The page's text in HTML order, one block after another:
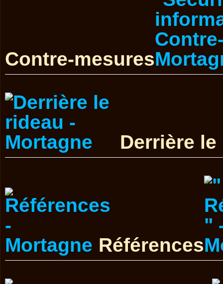
Contre-mesures
Derrière le
Références